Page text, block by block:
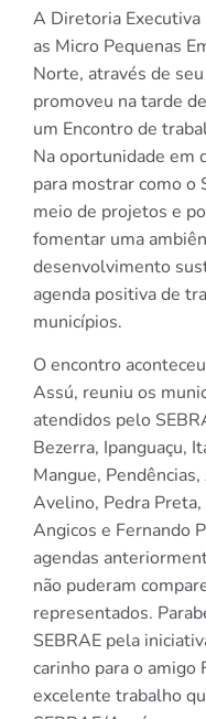
A Diretoria Executiva
as Micro Pequenas
Norte, através de
promoveu na tarde
um Encontro de
Na oportunidade em
para mostrar como o
meio de projetos e
fomentar uma
desenvolvimento
agenda positiva de
municípios.
O encontro
Assú, reuniu os
atendidos pelo
Bezerra, Ipanguaçu,
Mangue,
Avelino, Pedra Preta,
Angicos e Fernando
agendas
não puderam
representados.
SEBRAE pela
carinho para o amigo
excelente trabalho